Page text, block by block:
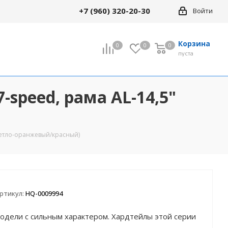
Войти
+7 (960) 320-20-30
0 0 Корзина
0
пуста
0
speed, рама AL-14,5"
оранжевый/красный)
HQ-0009994
с сильным характером. Хардтейлы этой серии
Все товары раздела